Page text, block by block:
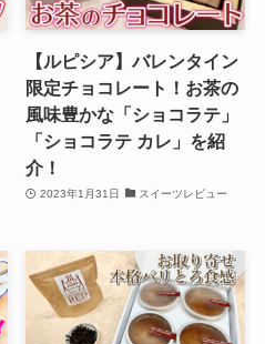
【ルピシア】バレンタイン
限定チョコレート！お茶の
風味豊かな「ショコラテ」
「ショコラテ カレ」を紹
介！
2023年1月31日 スイーツレビュー